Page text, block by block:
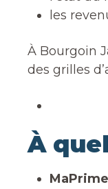
les
À Bourgoin
des grilles
À